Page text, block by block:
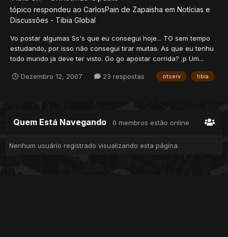
tópico respondeu ao CarlosPain de Zapaisha em Notícias e
Discussões - Tibia Global
Vo postar algumas Ss's que eu consegui hoje... TO sem tempo
estudando, por isso não consegui tirar muitas. As que eu tenhu
todo mundo ja deve ter visto. Go go apostar corrida? ;p Um...
Dezembro 12, 2007 23 respostas otserv tibia
Quem Está Navegando 0 membros estão online
Nenhum usuário registrado visualizando esta página.